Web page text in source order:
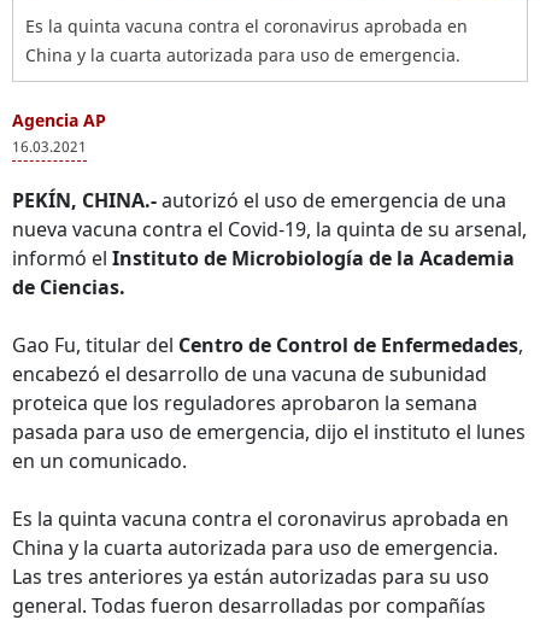
Es la quinta vacuna contra el coronavirus aprobada en
China y la cuarta autorizada para uso de emergencia.
Agencia AP
16.03.2021
PEKÍN, CHINA.-autorizó el uso de emergencia de una
nueva vacuna contra el Covid-19, la quinta de su arsenal,
informó el Instituto de Microbiología de la Academia
de Ciencias.
Gao Fu, titular del Centro de Control de Enfermedades,
encabezó el desarrollo de una vacuna de subunidad
proteica que los reguladores aprobaron la semana
pasada para uso de emergencia, dijo el instituto el lunes
en un comunicado.
Es la quinta vacuna contra el coronavirus aprobada en
China y la cuarta autorizada para uso de emergencia.
Las tres anteriores ya están autorizadas para su uso
general. Todas fueron desarrolladas por compañías